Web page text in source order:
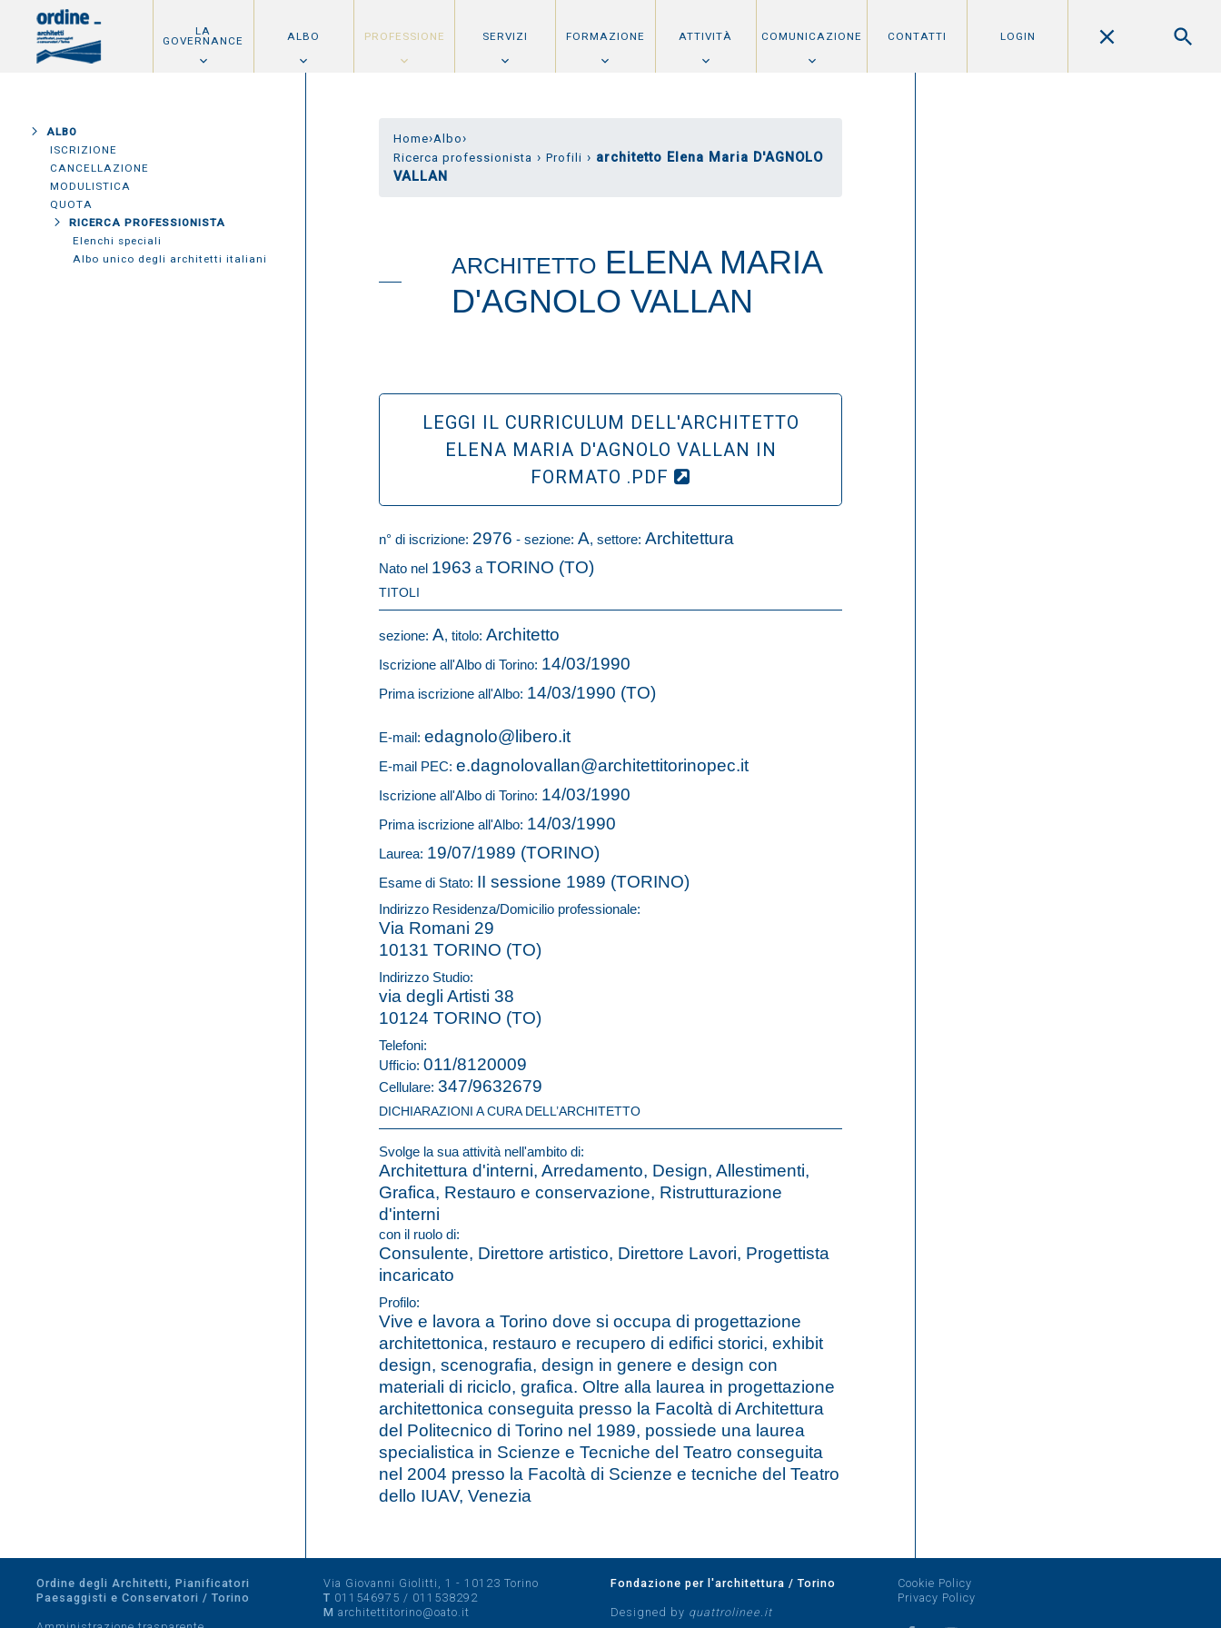
LA
GOVERNANCE ALBO PROFESSIONE SERVIZI FORMAZIONE ATTIVITÀ COMUNICAZIONE CONTATTI LOGIN
ALBO
ISCRIZIONE
CANCELLAZIONE
MODULISTICA
QUOTA
RICERCA PROFESSIONISTA
Elenchi speciali
Albo unico degli architetti italiani
Home›Albo›
Ricerca professionista › Profili › architetto Elena Maria D'AGNOLO
VALLAN
ARCHITETTO ELENA MARIA
D'AGNOLO VALLAN
LEGGI IL CURRICULUM DELL'ARCHITETTO
ELENA MARIA D'AGNOLO VALLAN IN
FORMATO .PDF
n° di iscrizione: 2976 - sezione: A, settore: Architettura
Nato nel 1963 a TORINO (TO)
TITOLI
sezione: A, titolo: Architetto
Iscrizione all'Albo di Torino: 14/03/1990
Prima iscrizione all'Albo: 14/03/1990 (TO)
E-mail: edagnolo@libero.it
E-mail PEC: e.dagnolovallan@architettitorinopec.it
Iscrizione all'Albo di Torino: 14/03/1990
Prima iscrizione all'Albo: 14/03/1990
Laurea: 19/07/1989 (TORINO)
Esame di Stato: II sessione 1989 (TORINO)
Indirizzo Residenza/Domicilio professionale:
Via Romani 29
10131 TORINO (TO)
Indirizzo Studio:
via degli Artisti 38
10124 TORINO (TO)
Telefoni:
Ufficio: 011/8120009
Cellulare: 347/9632679
DICHIARAZIONI A CURA DELL’ARCHITETTO
Svolge la sua attività nell'ambito di:
Architettura d'interni, Arredamento, Design, Allestimenti,
Grafica, Restauro e conservazione, Ristrutturazione
d'interni
con il ruolo di:
Consulente, Direttore artistico, Direttore Lavori, Progettista
incaricato
Profilo:
Vive e lavora a Torino dove si occupa di progettazione
architettonica, restauro e recupero di edifici storici, exhibit
design, scenografia, design in genere e design con
materiali di riciclo, grafica. Oltre alla laurea in progettazione
architettonica conseguita presso la Facoltà di Architettura
del Politecnico di Torino nel 1989, possiede una laurea
specialistica in Scienze e Tecniche del Teatro conseguita
nel 2004 presso la Facoltà di Scienze e tecniche del Teatro
dello IUAV, Venezia
Ordine degli Architetti, Pianificatori
Paesaggisti e Conservatori / Torino
Via Giovanni Giolitti, 1 - 10123 Torino
T 011546975 / 011538292
M architettitorino@oato.it
Fondazione per l'architettura / Torino
Designed by quattrolinee.it
Cookie Policy
Privacy Policy